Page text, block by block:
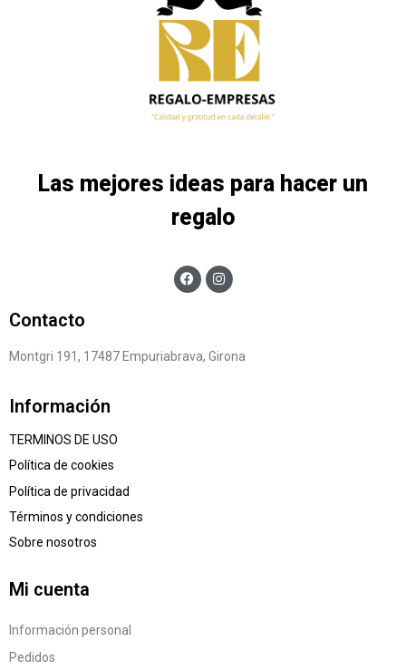
Las mejores ideas para hacer un
regalo
Contacto
Montgri 191, 17487 Empuriabrava, Girona
Información
TERMINOS DE USO
Política de cookies
Política de privacidad
Términos y condiciones
Sobre nosotros
Mi cuenta
Información personal
Pedidos